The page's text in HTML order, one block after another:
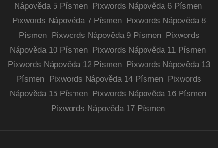
Nápověda 5 Písmen
Pixwords Nápověda 6 Písmen
Pixwords Nápověda 7 Písmen Pixwords Nápověda 8
Písmen
Pixwords Nápověda 9 Písmen
Pixwords
Nápověda 10 Písmen Pixwords Nápověda 11 Písmen
Pixwords Nápověda 12 Písmen Pixwords Nápověda 13
Písmen Pixwords Nápověda 14 Písmen Pixwords
Nápověda 15 Písmen
Pixwords Nápověda 16 Písmen
Pixwords Nápověda 17 Písmen